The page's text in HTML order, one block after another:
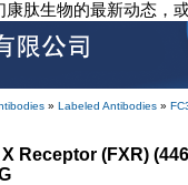
肽生物的最新动态，
» Labeled Antibodies »
Receptor (FXR)